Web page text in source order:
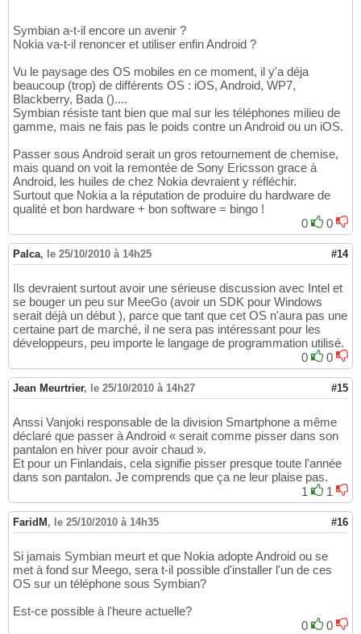
Symbian a-t-il encore un avenir ?
Nokia va-t-il renoncer et utiliser enfin Android ?
Vu le paysage des OS mobiles en ce moment, il y'a déja
beaucoup (trop) de différents OS : iOS, Android, WP7,
Blackberry, Bada ()....
Symbian résiste tant bien que mal sur les téléphones milieu de
gamme, mais ne fais pas le poids contre un Android ou un iOS.
Passer sous Android serait un gros retournement de chemise,
mais quand on voit la remontée de Sony Ericsson grace à
Android, les huiles de chez Nokia devraient y réfléchir.
Surtout que Nokia a la réputation de produire du hardware de
qualité et bon hardware + bon software = bingo !
0
0
Palca, le 25/10/2010 à 14h25 #14
Ils devraient surtout avoir une sérieuse discussion avec Intel et
se bouger un peu sur MeeGo (avoir un SDK pour Windows
serait déjà un début ), parce que tant que cet OS n'aura pas une
certaine part de marché, il ne sera pas intéressant pour les
développeurs, peu importe le langage de programmation utilisé.
0
0
Jean Meurtrier, le 25/10/2010 à 14h27 #15
Anssi Vanjoki responsable de la division Smartphone a même
déclaré que passer à Android « serait comme pisser dans son
pantalon en hiver pour avoir chaud ».
Et pour un Finlandais, cela signifie pisser presque toute l'année
dans son pantalon. Je comprends que ça ne leur plaise pas.
1
1
FaridM , le 25/10/2010 à 14h35 #16
Si jamais Symbian meurt et que Nokia adopte Android ou se
met à fond sur Meego, sera t-il possible d'installer l'un de ces
OS sur un téléphone sous Symbian?
Est-ce possible à l'heure actuelle?
0
0